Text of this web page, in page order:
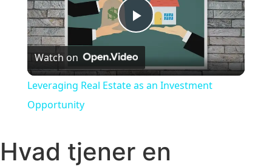
Play Video
Watch on
Leveraging Real Estate as an Investment
Opportunity
Hvad tjener en